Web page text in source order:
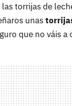
torrijas de
unas
que no váis a